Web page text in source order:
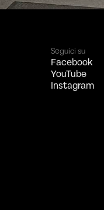
Seguici su
Facebook
YouTube
Instagram